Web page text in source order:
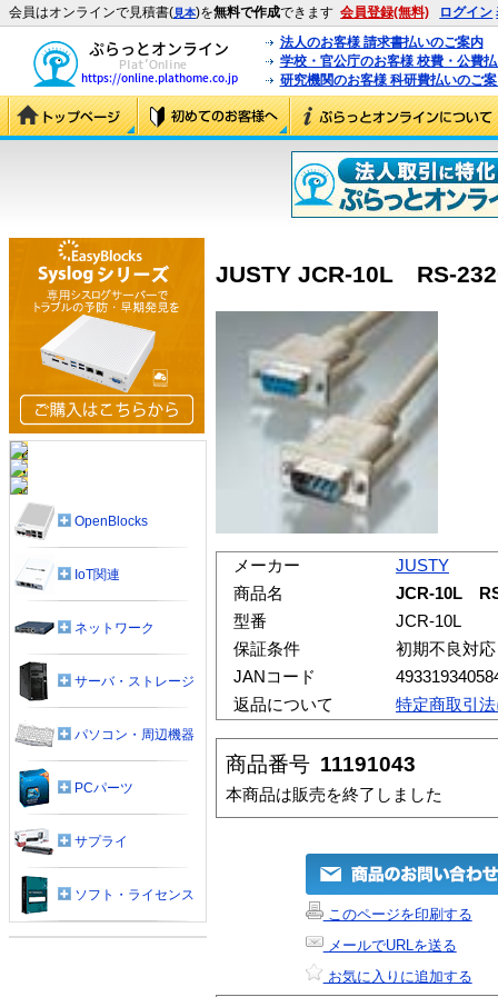
会員はオンラインで見積書(見本)を無料で作成できます 会員登録(無料) ログイン
法人のお客様 請求書払いのご案内
学校・官公庁のお客様 校費・公費
研究機関のお客様 科研費払いのご
JUSTY JCR-10L RS-
メーカー
JUSTY
商品名
JCR-10L
型番
JCR-10L
保証条件
初期不良対
JANコード
返品について
特定商取引
商品番号 11191043
本商品は販売を終了しました
このページを印刷する
メールでURLを送る
お気に入りに追加する
OpenBlocks
IoT関連
ネットワーク
サーバ・ストレージ
パソコン・周辺機器
PCパーツ
サプライ
ソフト・ライセンス